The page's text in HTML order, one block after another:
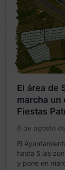
El área de
marcha un
Fiestas
6 de agosto
El
hasta 5 las
y pone en